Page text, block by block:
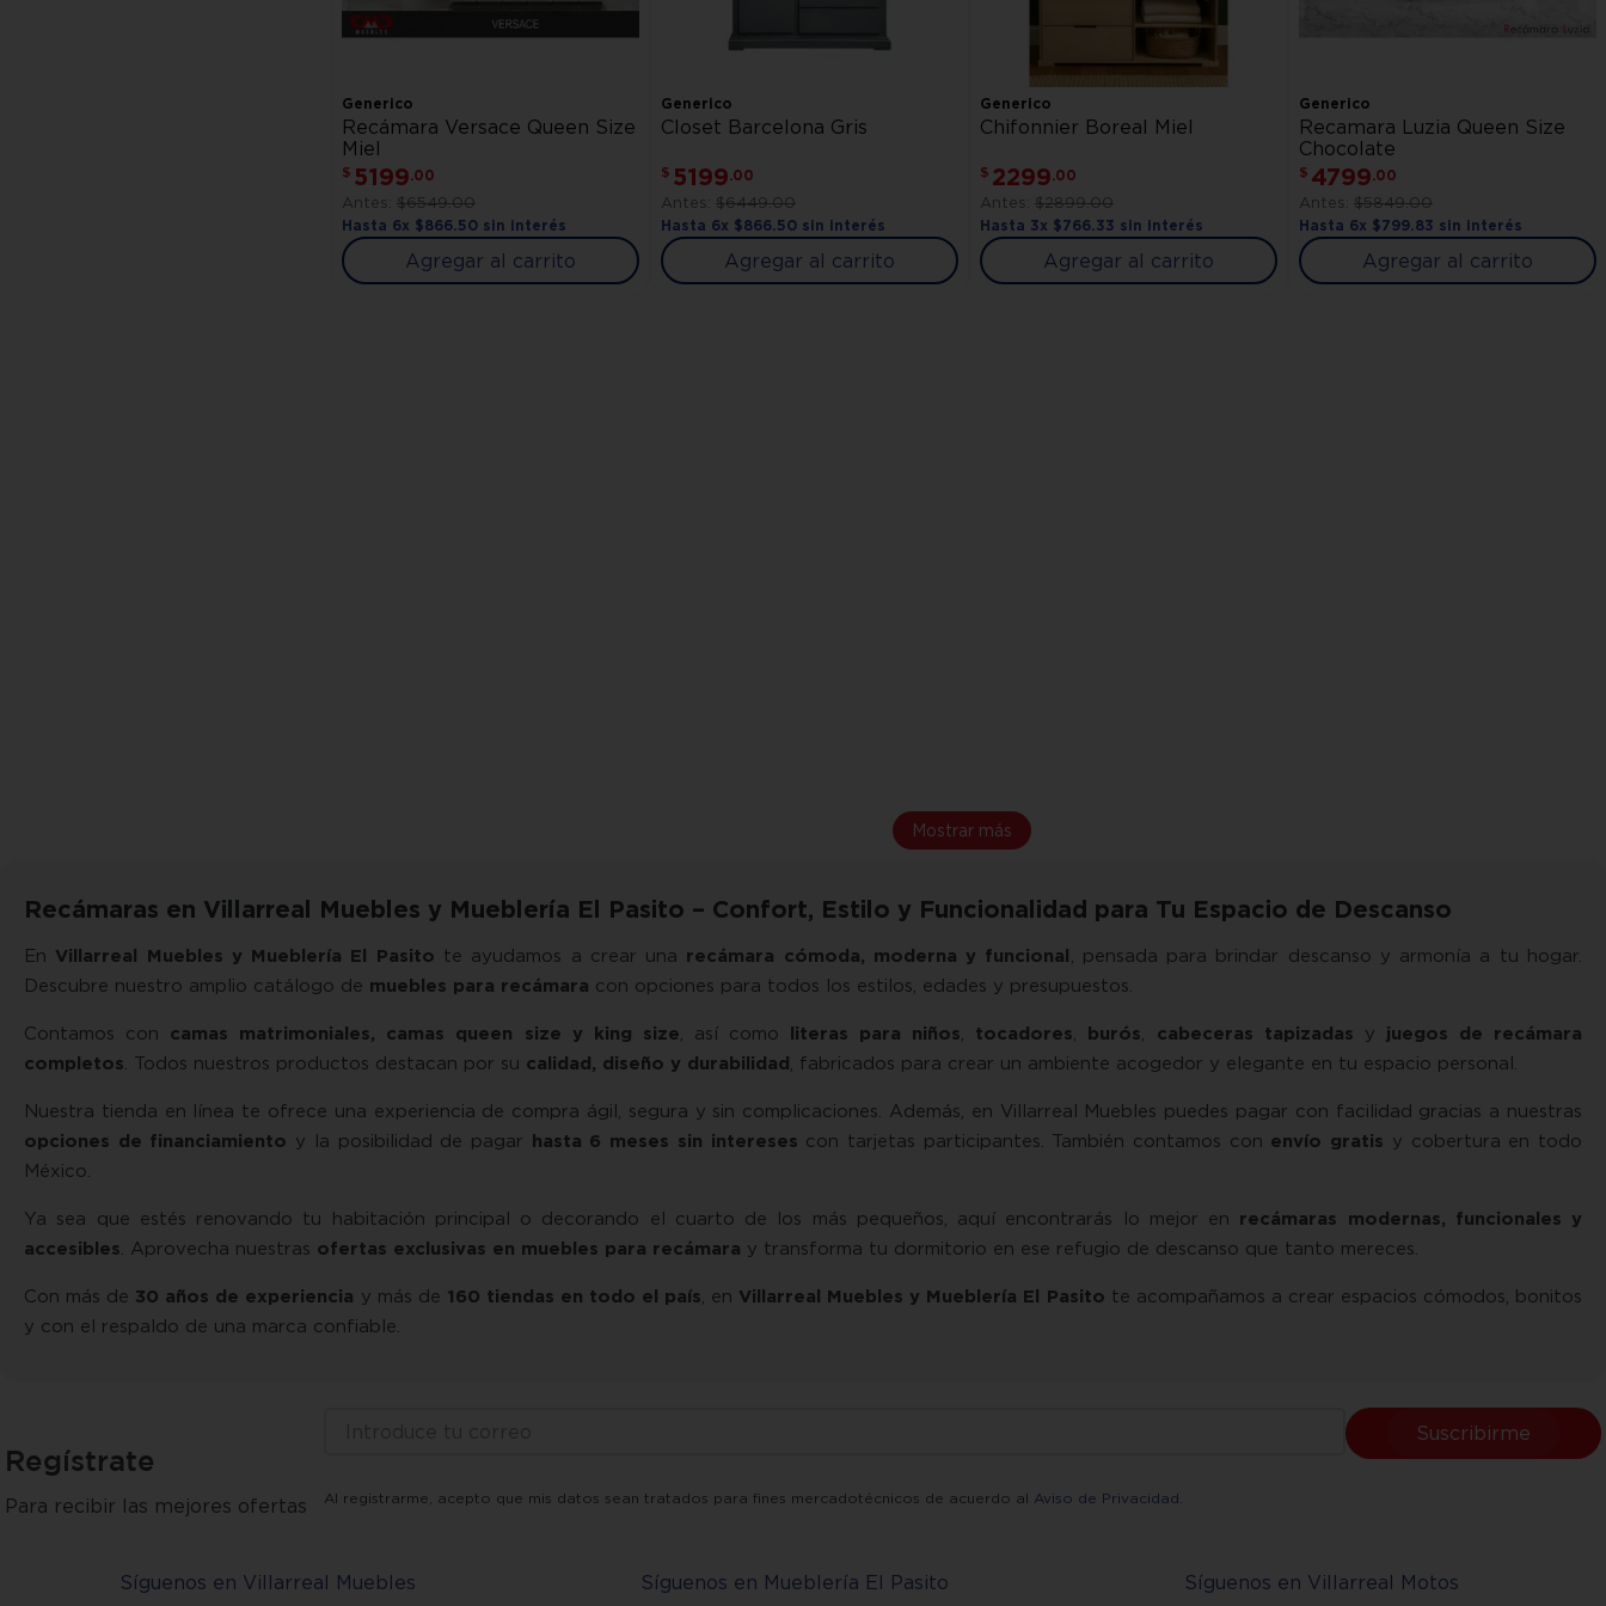
Generico
Recámara Versace Queen Size
Miel
$ 5199.00
$6549.00
Hasta 6x $866. 50sin interés
Agregar al carrito
Generico
Closet Barcelona Gris
$ 5199.00
$6449.00
Hasta 6x $866. 50sin interés
Agregar al carrito
Generico
Chifonnier Boreal Miel
$ 2299.00
$2899.00
Hasta 3x $766. 33 sin interés
Agregar al carrito
Generico
Recamara Luzia Queen Size
Chocolate
$ 4799.00
$5849.00
Hasta 6x $799. 83 sin interés
Agregar al carrito
Mostrar más
Recámaras en Villarreal Muebles y Mueblería El Pasito – Confort, Estilo y Funcionalidad para Tu Espacio de Descanso
En Villarreal Muebles y Mueblería El Pasito te ayudamos a crear una recámara cómoda, moderna y funcional, pensada para brindar descanso y armonía a tu hogar.
Descubre nuestro amplio catálogo de muebles para recámara con opciones para todos los estilos, edades y presupuestos.
Contamos con camas matrimoniales, camas queen size y king size, así como literas para niños, tocadores, burós, cabeceras tapizadas y juegos de recámara
completos. Todos nuestros productos destacan por su calidad, diseño y durabilidad, fabricados para crear un ambiente acogedor y elegante en tu espacio personal.
Nuestra tienda en línea te ofrece una experiencia de compra ágil, segura y sin complicaciones. Además, en Villarreal Muebles puedes pagar con facilidad gracias a nuestras
opciones de financiamiento y la posibilidad de pagar hasta 6 meses sin intereses con tarjetas participantes. También contamos con envío gratis y cobertura en todo
México.
Ya sea que estés renovando tu habitación principal o decorando el cuarto de los más pequeños, aquí encontrarás lo mejor en recámaras modernas, funcionales y
accesibles. Aprovecha nuestras ofertas exclusivas en muebles para recámara y transforma tu dormitorio en ese refugio de descanso que tanto mereces.
Con más de 30 años de experiencia y más de 160 tiendas en todo el país, en Villarreal Muebles y Mueblería El Pasito te acompañamos a crear espacios cómodos, bonitos
y con el respaldo de una marca confiable.
Regístrate
Para recibir las mejores ofertas
Suscribirme
Al registrarme, acepto que mis datos sean tratados para fines mercadotécnicos de acuerdo al Aviso de Privacidad
Síguenos en Villarreal Muebles Síguenos en Mueblería El Pasito Síguenos en Villarreal Motos